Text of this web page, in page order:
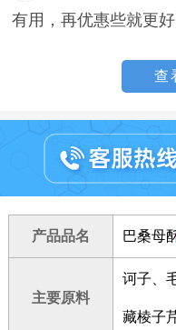
有用，再优惠些就更
查
产品品名 巴桑母
主要原料
诃子、
藏棱子